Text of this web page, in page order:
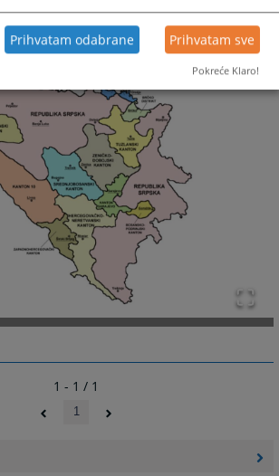
1 - 1 / 1
1
Prihvatam odabrane Prihvatam sve
Pokreće Klaro!